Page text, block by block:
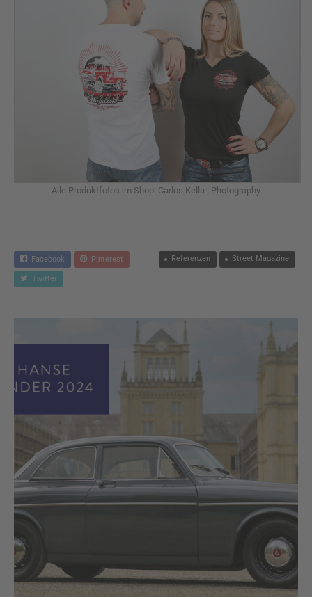
Alle Produktfotos im Shop: Carlos Kella | Photography
Facebook Pinterest
Twitter
Referenzen Street Magazine